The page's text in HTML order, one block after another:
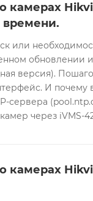
камерах
обновлении
версия).
И почему
сервера
через iVMS-
камерах